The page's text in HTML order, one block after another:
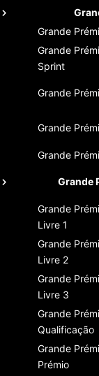
Grande
Grande
Sprint
Grande
Grande
Grande
Grande
Grande
Livre 1
Grande
Livre 2
Grande
Livre 3
Grande
Qualificação
Grande
Prémio